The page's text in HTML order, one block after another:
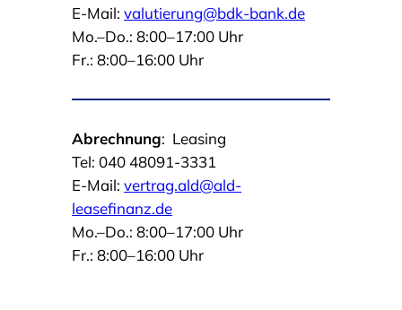
E-Mail: valutierung@bdk-bank.de
Mo.–Do.: 8:00–17:00 Uhr
Fr.: 8:00–16:00 Uhr
Abrechnung: Leasing
Tel: 040 48091-3331
E-Mail: vertrag.ald@ald-
leasefinanz.de
Mo.–Do.: 8:00–17:00 Uhr
Fr.: 8:00–16:00 Uhr